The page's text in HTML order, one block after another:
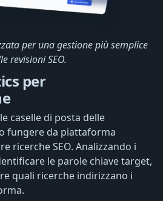
per una gestione più semplice
revisioni SEO.
per
caselle di posta delle
fungere da piattaforma
ricerche SEO. Analizzando i
le parole chiave target,
quali ricerche indirizzano i